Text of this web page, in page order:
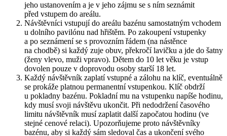
jeho ustanovením a je v jeho zájmu se s ním seznámit
před vstupem do areálu.
Návštěvníci vstupují do areálu bazénu samostatným vchodem
u dolního pavilónu nad hřištěm. Po zakoupení vstupenky
a po seznámení se s provozním řádem (na nástěnce
na chodbě) si každý zuje obuv, překročí lavičku a jde do šatny
(ženy vlevo, muži vpravo). Dětem do 10 let věku je vstup
dovolen pouze v doprovodu osoby starší 18 let.
Každý návštěvník zaplatí vstupné a zálohu na klíč, eventuálně
se prokáže platnou permanentní vstupenkou. Klíč obdrží
u pokladny bazénu. Pokladní mu na vstupenku napíše hodinu,
kdy musí svoji návštěvu ukončit. Při nedodržení časového
limitu návštěvník musí zaplatit další započatou hodinu (ve
stejné cenové relaci). Upozorňujeme proto návštěvníky
bazénu, aby si každý sám sledoval čas a ukončení svého